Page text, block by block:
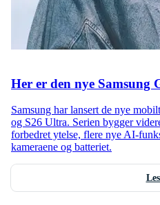
Her er den nye Samsung
Samsung har lansert de nye
og S26 Ultra. Serien bygger
forbedret ytelse, flere nye AI-
kameraene og batteriet.